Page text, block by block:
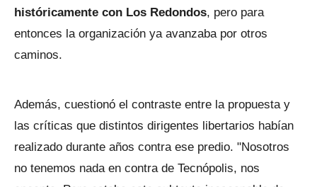
históricamente con Los Redondos, pero para
entonces la organización ya avanzaba por otros
caminos.
Además, cuestionó el contraste entre la propuesta y
las críticas que distintos dirigentes libertarios habían
realizado durante años contra ese predio. "Nosotros
no tenemos nada en contra de Tecnópolis, nos